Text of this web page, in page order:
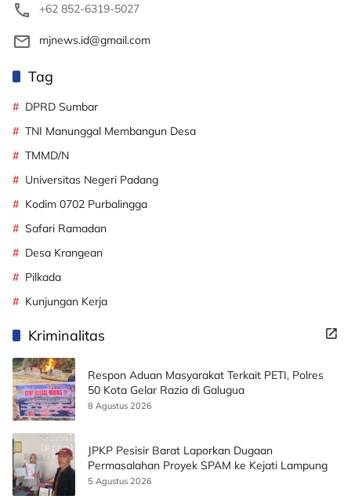
+62 852-6319-5027
mjnews.id@gmail.com
Tag
DPRD Sumbar
TNI Manunggal Membangun Desa
TMMD/N
Universitas Negeri Padang
Kodim 0702 Purbalingga
Safari Ramadan
Desa Krangean
Pilkada
Kunjungan Kerja
Kriminalitas
Respon Aduan Masyarakat Terkait PETI, Polres
50 Kota Gelar Razia di Galugua
8 Agustus 2026
JPKP Pesisir Barat Laporkan Dugaan
Permasalahan Proyek SPAM ke Kejati Lampung
5 Agustus 2026